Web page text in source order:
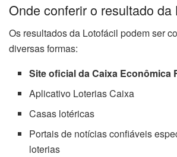
Onde conferir o resultado da
Os resultados da Lotofácil podem ser
diversas formas:
Site oficial da Caixa Econômica
Aplicativo Loterias Caixa
Casas lotéricas
Portais de notícias confiáveis
loterias